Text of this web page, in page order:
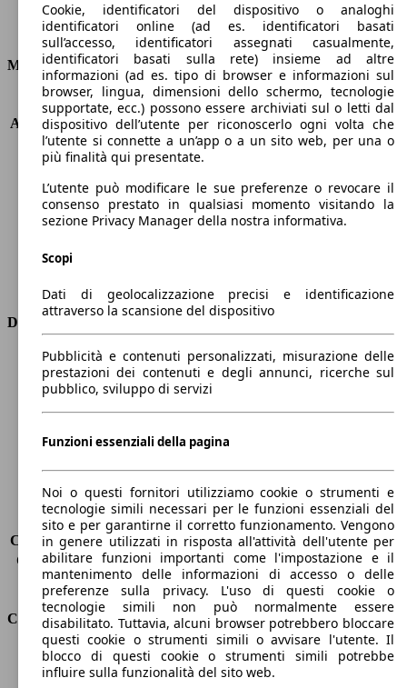
Consumi
Motore e Prestazioni
KW (PS)
110 kW (150 PS)
Accelerazione (0-100 km/h)
9.0s
Velocità massima (km/h)
203 km/h
Numero di marce
6
Coppia
340 nm
Cilindrata
1968 ccm
Carburante
Diesel
Trasmissione
Dimensioni
Lunghezza
4380 mm
Altezza
1600 mm
Larghezza
Peso massimo
2005 kg
Sedili
5
Carico sul tetto
-
Capacità di traino (senza freni) -
Capacità di traino (con freni)
1800 kg
Volume del bagagliaio
521 - 1630 l
Consumi
Emissioni di CO2*
120 g/km (komb.)
Consumo (urbano)
5.5 l/100km
Cookie, identificatori del dispositivo o analoghi
identificatori online (ad es. identificatori basati
sull’accesso, identificatori assegnati casualmente,
identificatori basati sulla rete) insieme ad altre
informazioni (ad es. tipo di browser e informazioni sul
browser, lingua, dimensioni dello schermo, tecnologie
supportate, ecc.) possono essere archiviati sul o letti dal
dispositivo dell’utente per riconoscerlo ogni volta che
l’utente si connette a un’app o a un sito web, per una o
più finalità qui presentate.
L’utente può modificare le sue preferenze o revocare il
consenso prestato in qualsiasi momento visitando la
sezione Privacy Manager della nostra informativa.
Scopi
Dati di geolocalizzazione precisi e identificazione
attraverso la scansione del dispositivo
Pubblicità e contenuti personalizzati, misurazione delle
prestazioni dei contenuti e degli annunci, ricerche sul
pubblico, sviluppo di servizi
Funzioni essenziali della pagina
Noi o questi fornitori utilizziamo cookie o strumenti e
tecnologie simili necessari per le funzioni essenziali del
sito e per garantirne il corretto funzionamento. Vengono
in genere utilizzati in risposta all'attività dell'utente per
abilitare funzioni importanti come l'impostazione e il
mantenimento delle informazioni di accesso o delle
preferenze sulla privacy. L'uso di questi cookie o
tecnologie simili non può normalmente essere
disabilitato. Tuttavia, alcuni browser potrebbero bloccare
questi cookie o strumenti simili o avvisare l'utente. Il
blocco di questi cookie o strumenti simili potrebbe
influire sulla funzionalità del sito web.